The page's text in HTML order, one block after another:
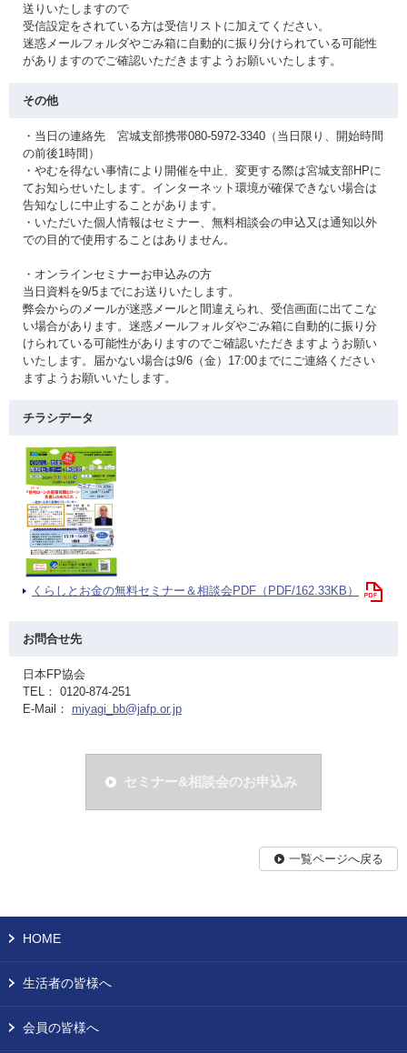
送りいたしますので
受信設定をされている方は受信リストに加えてください。
迷惑メールフォルダやごみ箱に自動的に振り分けられている可能性
がありますのでご確認いただきますようお願いいたします。
その他
・当日の連絡先 宮城支部携帯080-5972-3340（当日限り、開始時間
の前後1時間）
・やむを得ない事情により開催を中止、変更する際は宮城支部HPに
てお知らせいたします。インターネット環境が確保できない場合は
告知なしに中止することがあります。
・いただいた個人情報はセミナー、無料相談会の申込又は通知以外
での目的で使用することはありません。
・オンラインセミナーお申込みの方
当日資料を9/5までにお送りいたします。
弊会からのメールが迷惑メールと間違えられ、受信画面に出てこな
い場合があります。迷惑メールフォルダやごみ箱に自動的に振り分
けられている可能性がありますのでご確認いただきますようお願い
いたします。届かない場合は9/6（金）17:00までにご連絡ください
ますようお願いいたします。
チラシデータ
くらしとお金の無料セミナー＆相談会PDF（PDF/162.33KB）
お問合せ先
日本FP協会
TEL： 0120-874-251
E-Mail： miyagi_bb@jafp.or.jp
セミナー&相談会のお申込み
一覧ページへ戻る
HOME
生活者の皆様へ
会員の皆様へ